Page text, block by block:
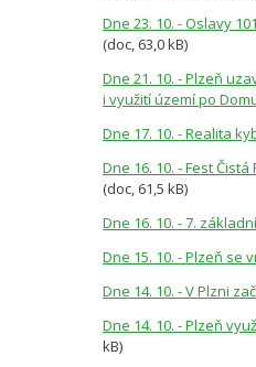
Dne 23. 10. - Oslavy
(doc, 63,0 kB)
Dne 21. 10. - Plzeň
i využití území po
Dne 17. 10. - Realita
Dne 16. 10. - Fest
(doc, 61,5 kB)
Dne 16. 10. - 7.
Dne 15. 10. - Plzeň se
Dne 14. 10. - V Plzni
Dne 14. 10. - Plzeň
kB)